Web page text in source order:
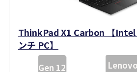
ThinkPad X1 Carbon 【Intel
ンチ PC】
Gen 12